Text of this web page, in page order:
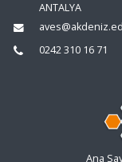
ANTALYA
0242 310 16 71
Ana